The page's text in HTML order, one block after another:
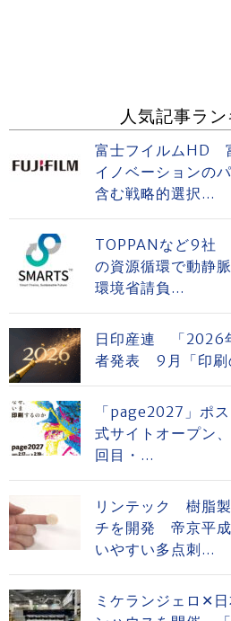
人気記事ラ
富士フイルムHD
イノベーションの
含む戦略的選択...
TOPPANなど9社
の資源循環で動静
環境省請負...
日印産連 「2026
者発表 9月「印刷
「page2027」ポ
式サイトオープン
回目・...
リンテック 樹脂
チを開発 帝京平
いやすい多点刺...
ミケランジェロ✕